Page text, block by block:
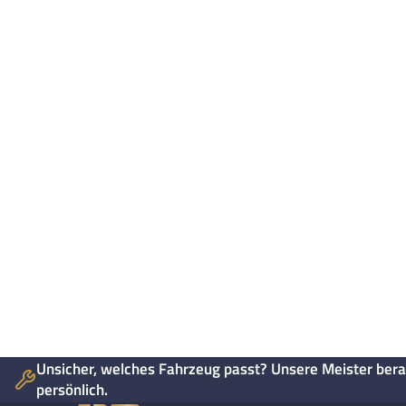
Unsicher, welches Fahrzeug passt? Unsere Meister
persönlich.